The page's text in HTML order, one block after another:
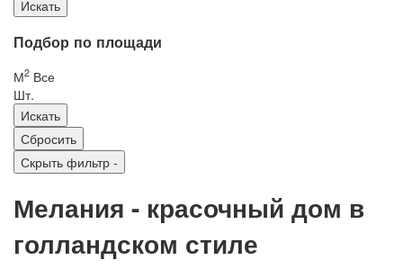
Подбор по площади
М2 Все
Шт.
Скрыть фильтр -
Мелания - красочный дом в
голландском стиле